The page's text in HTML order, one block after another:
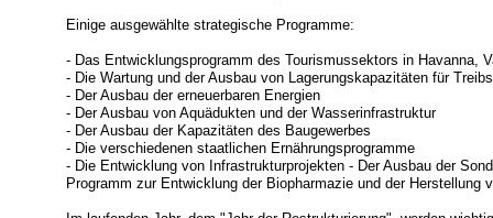
Einige ausgewählte strategische Programme:
- Das Entwicklungsprogramm des Tourismussektors in Havanna,
- Die Wartung und der Ausbau von Lagerungskapazitäten für
- Der Ausbau der erneuerbaren Energien
- Der Ausbau von Aquädukten und der Wasserinfrastruktur
- Der Ausbau der Kapazitäten des Baugewerbes
- Die verschiedenen staatlichen Ernährungsprogramme
- Die Entwicklung von Infrastrukturprojekten - Der Ausbau der
Programm zur Entwicklung der Biopharmazie und der Herstellung